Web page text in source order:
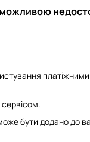
бути додано до